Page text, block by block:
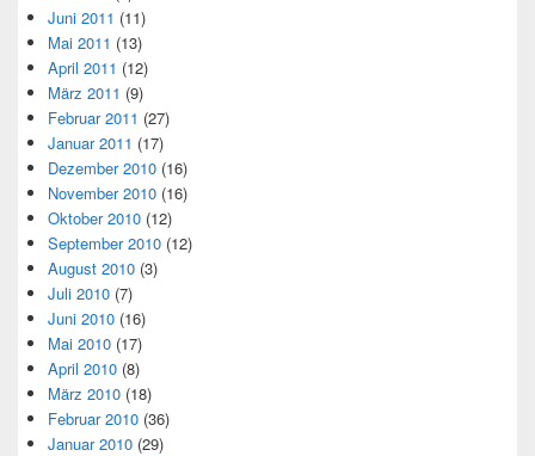
Juni 2011 (11)
Mai 2011 (13)
April 2011 (12)
März 2011 (9)
Februar 2011 (27)
Januar 2011 (17)
Dezember 2010 (16)
November 2010 (16)
Oktober 2010 (12)
September 2010 (12)
August 2010 (3)
Juli 2010 (7)
Juni 2010 (16)
Mai 2010 (17)
April 2010 (8)
März 2010 (18)
Februar 2010 (36)
Januar 2010 (29)